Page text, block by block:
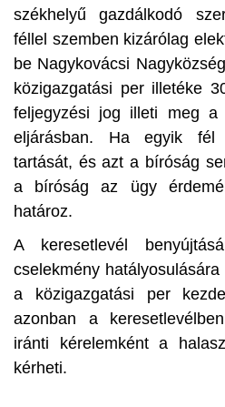
székhelyű gazdálkodó
féllel szemben kizárólag
be Nagykovácsi
közigazgatási per illetéke
feljegyzési jog illeti meg a
eljárásban. Ha egyik fél
tartását, és azt a bíróság
a bíróság az ügy
határoz.
A keresetlevél
cselekmény
a közigazgatási per
azonban a
iránti kérelemként a
kérheti.